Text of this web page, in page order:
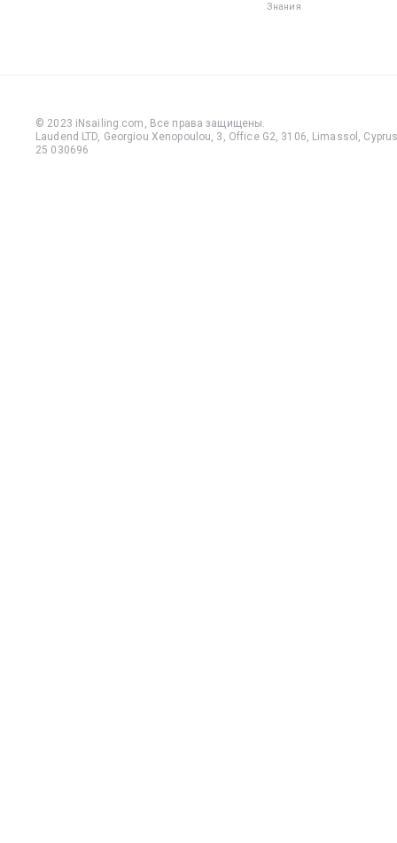
Знания
© 2023 iNsailing.com, Все права защищены.
Laudend LTD, Georgiou Xenopoulou, 3, Office G2, 3106, Limassol,
25 030696